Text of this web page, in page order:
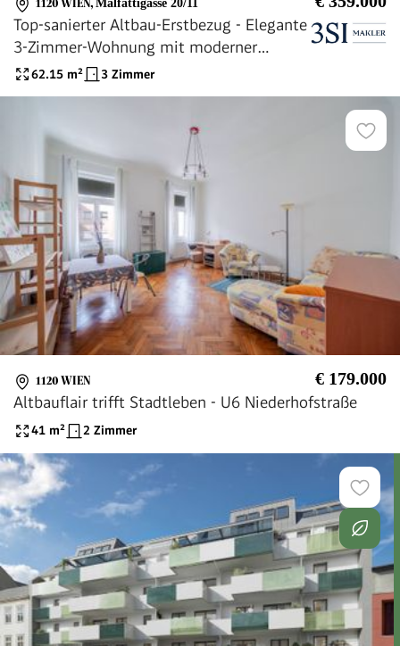
1120 WIEN, Malfattigasse 20/11
Top-sanierter Altbau-Erstbezug - Elegante
3-Zimmer-Wohnung mit moderner
Ausstattung
62.15 m² 3 Zimmer
1120 WIEN € 179.000
Altbauflair trifft Stadtleben - U6 Niederhofstraße
41 m² 2 Zimmer